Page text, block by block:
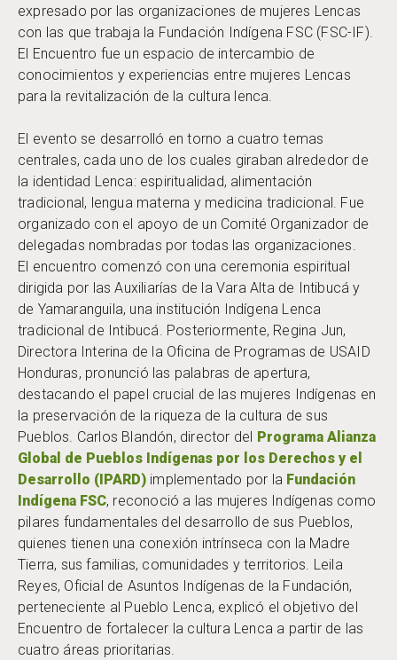
expresado por las organizaciones de mujeres Lencas
con las que trabaja la Fundación Indígena FSC (FSC-IF).
El Encuentro fue un espacio de intercambio de
conocimientos y experiencias entre mujeres Lencas
para la revitalización de la cultura lenca.
El evento se desarrolló en torno a cuatro temas
centrales, cada uno de los cuales giraban alrededor de
la identidad Lenca: espiritualidad, alimentación
tradicional, lengua materna y medicina tradicional. Fue
organizado con el apoyo de un Comité Organizador de
delegadas nombradas por todas las organizaciones.
El encuentro comenzó con una ceremonia espiritual
dirigida por las Auxiliarías de la Vara Alta de Intibucá y
de Yamaranguila, una institución Indígena Lenca
tradicional de Intibucá. Posteriormente, Regina Jun,
Directora Interina de la Oficina de Programas de USAID
Honduras, pronunció las palabras de apertura,
destacando el papel crucial de las mujeres Indígenas en
la preservación de la riqueza de la cultura de sus
Pueblos. Carlos Blandón, director del
Programa Alianza
Global de Pueblos Indígenas por los Derechos y el
Desarrollo (IPARD) implementado por la Fundación
Indígena FSC, reconoció a las mujeres Indígenas como
pilares fundamentales del desarrollo de sus Pueblos,
quienes tienen una conexión intrínseca con la Madre
Tierra, sus familias, comunidades y territorios. Leila
Reyes, Oficial de Asuntos Indígenas de la Fundación,
perteneciente al Pueblo Lenca, explicó el objetivo del
Encuentro de fortalecer la cultura Lenca a partir de las
cuatro áreas prioritarias.